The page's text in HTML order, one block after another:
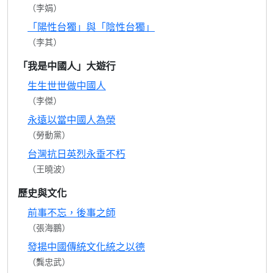
（李娟）
「陽性台獨」與「陰性台獨」
（李其）
「我是中國人」大遊行
生生世世做中國人
（李傑）
永遠以當中國人為榮
（勞動黨）
台灣抗日英烈永垂不朽
（王曉波）
歷史與文化
前事不忘，後事之師
（張海鵬）
發揚中國傳統文化統之以德
（龔忠武）